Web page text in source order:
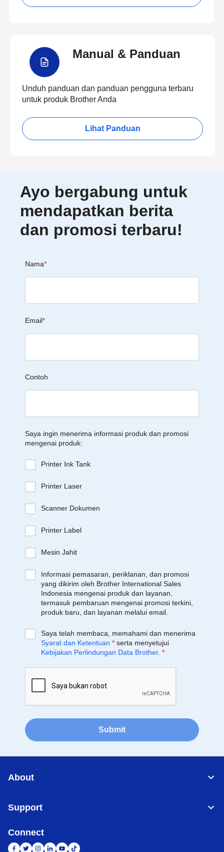
Manual & Panduan
Unduh panduan dan panduan pengguna terbaru
untuk produk Brother Anda
Lihat Panduan
Ayo bergabung untuk
mendapatkan berita
dan promosi terbaru!
Nama*
Email*
Contoh
Saya ingin menerima informasi produk dan promosi
mengenai produk:
Printer Ink Tank
Printer Laser
Scanner Dokumen
Printer Label
Mesin Jahit
Informasi pemasaran, periklanan, dan promosi
yang dikirim oleh Brother International Sales
Indonesia mengenai produk dan layanan,
termasuk pembaruan mengenai promosi terkini,
produk baru, dan layanan melalui email.
Saya telah membaca, memahami dan menerima
Syarat dan Ketentuan * serta menyetujui
Kebijakan Perlindungan Data Brother. *
Submit
About
Support
Connect